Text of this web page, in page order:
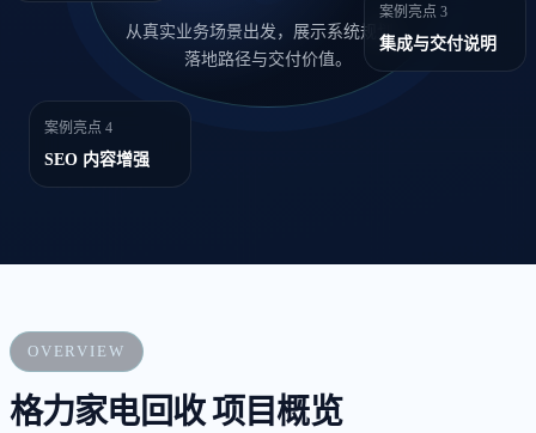
从真实业务场景出发，展示系统规划、
落地路径与交付价值。
案例亮点 3
集成与交付说明
案例亮点 4
SEO 内容增强
OVERVIEW
格力家电回收 项目概览